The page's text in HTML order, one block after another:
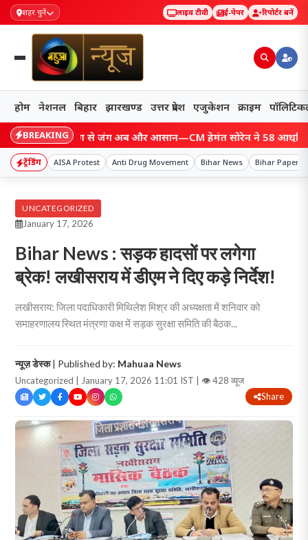
शहर चुनें लाइव टीवी ई-पेपर रिपोर्टर बनें
होम नेशनल बिहार झारखण्ड उत्तर प्रदेश एजुकेशन क्राइम
BREAKING
आग से जंग अब और आसान—CM हेमंत सोरेन ने 58 आधुनिक अग्निशमन
ट्रेंडिंग AISA Protest Anti Drug Movement Bihar News Bihar Paper
UNCATEGORIZED
January 17, 2026
Bihar News : सड़क हादसों पर लगेगा
ब्रेक! लखीसराय में डीएम ने दिए कड़े निर्देश!
लखीसराय: जिला पदाधिकारी मिथिलेश मिश्र की अध्यक्षता में शनिवार को
समाहरणालय स्थित मंत्रणा कक्ष में सड़क सुरक्षा समिति की बैठक...
न्यूज़ डेस्क| Published by: Mahuaa News
Uncategorized | January 17, 2026 11:01 IST | 👁 428 व्यूज
Share